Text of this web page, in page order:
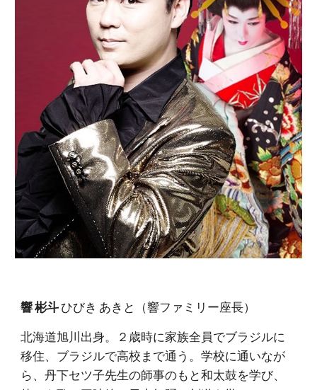
響 彬斗ひびき あきと（響ファミリー座長）
北海道旭川出身。２歳時に家族全員でブラジルに
移住、ブラジルで高校まで通う。学校に通いなが
ら、丹下セツ子先生の師事のもと和太鼓を学び、